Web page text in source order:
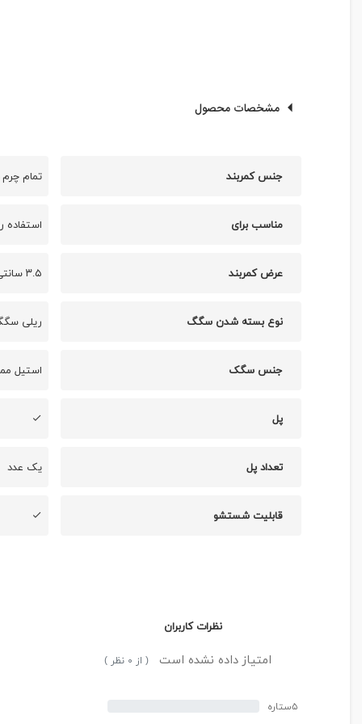
مشخصات محصول
جنس کمربند تمام
مناسب برای استفاده
عرض کمربند ۳.۵ سانتی متر
نوع بسته شدن سگگ ریلی
جنس سگک استیل
پل
تعداد پل یک عدد
قابلیت شستشو
نظرات کاربران
امتیاز داده نشده است ( از ۰ نظر )
۵ستاره